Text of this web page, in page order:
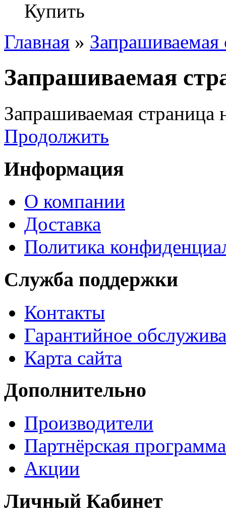
Купить
Главная » Запрашиваемая
Запрашиваемая
Запрашиваемая страница
Продолжить
Информация
О компании
Доставка
Политика
Служба поддержки
Контакты
Гарантийное
Карта сайта
Дополнительно
Производители
Партнёрская программа
Акции
Личный Кабинет